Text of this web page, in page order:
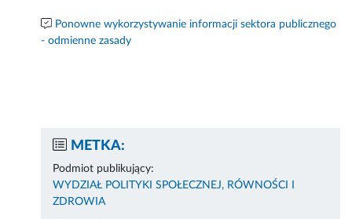
Ponowne wykorzystywanie informacji sektora publicznego
- odmienne zasady
METKA:
Podmiot publikujący:
WYDZIAŁ POLITYKI SPOŁECZNEJ, RÓWNOŚCI I
ZDROWIA